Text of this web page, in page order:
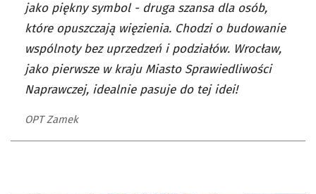
jako piękny symbol - druga szansa dla osób,
które opuszczają więzienia. Chodzi o budowanie
wspólnoty bez uprzedzeń i podziałów. Wrocław,
jako pierwsze w kraju Miasto Sprawiedliwości
Naprawczej, idealnie pasuje do tej idei!
OPT Zamek